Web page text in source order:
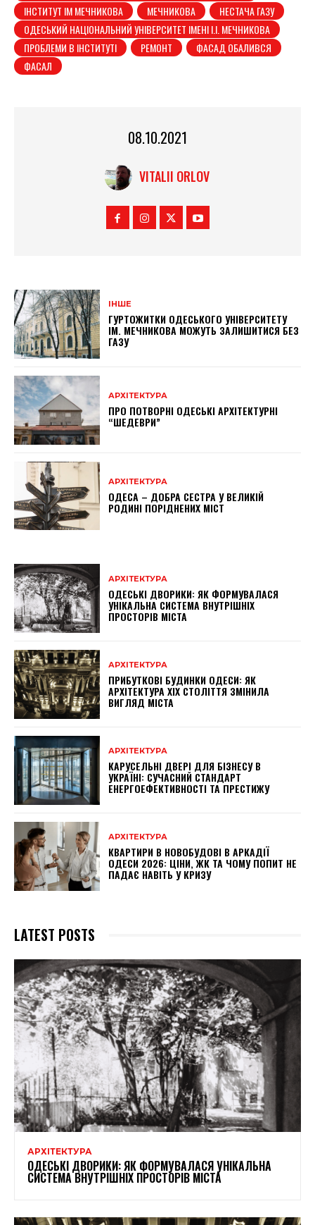
ІНСТИТУТ ІМ МЕЧНИКОВА МЕЧНИКОВА
НЕСТАЧА ГАЗУ
ОДЕСЬКИЙ НАЦІОНАЛЬНИЙ УНІВЕРСИТЕТ ІМЕНІ І.І. МЕЧНИКОВА
ПРОБЛЕМИ В ІНСТИТУТІ
РЕМОНТ
ФАСАД ОБАЛИВСЯ
ФАСАЛ
08.10.2021
VITALII ORLOV
ІНШЕ
ГУРТОЖИТКИ ОДЕСЬКОГО УНІВЕРСИТЕТУ
ІМ. МЕЧНИКОВА МОЖУТЬ ЗАЛИШИТИСЯ БЕЗ
ГАЗУ
АРХІТЕКТУРА
ПРО ПОТВОРНІ ОДЕСЬКІ АРХІТЕКТУРНІ
“ШЕДЕВРИ”
АРХІТЕКТУРА
ОДЕСА – ДОБРА СЕСТРА У ВЕЛИКІЙ
РОДИНІ ПОРІДНЕНИХ МІСТ
АРХІТЕКТУРА
ОДЕСЬКІ ДВОРИКИ: ЯК ФОРМУВАЛАСЯ
УНІКАЛЬНА СИСТЕМА ВНУТРІШНІХ
ПРОСТОРІВ МІСТА
АРХІТЕКТУРА
ПРИБУТКОВІ БУДИНКИ ОДЕСИ: ЯК
АРХІТЕКТУРА XIX СТОЛІТТЯ ЗМІНИЛА
ВИГЛЯД МІСТА
АРХІТЕКТУРА
КАРУСЕЛЬНІ ДВЕРІ ДЛЯ БІЗНЕСУ В
УКРАЇНІ: СУЧАСНИЙ СТАНДАРТ
ЕНЕРГОЕФЕКТИВНОСТІ ТА ПРЕСТИЖУ
АРХІТЕКТУРА
КВАРТИРИ В НОВОБУДОВІ В АРКАДІЇ
ОДЕСИ 2026: ЦІНИ, ЖК ТА ЧОМУ ПОПИТ НЕ
ПАДАЄ НАВІТЬ У КРИЗУ
LATEST POSTS
АРХІТЕКТУРА
ОДЕСЬКІ ДВОРИКИ: ЯК ФОРМУВАЛАСЯ УНІКАЛЬНА
СИСТЕМА ВНУТРІШНІХ ПРОСТОРІВ МІСТА